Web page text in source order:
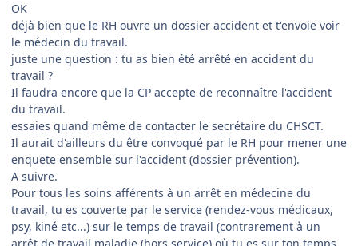
OK
déjà bien que le RH ouvre un dossier accident et t'envoie voir
le médecin du travail.
juste une question : tu as bien été arrêté en accident du
travail ?
Il faudra encore que la CP accepte de reconnaître l'accident
du travail.
essaies quand même de contacter le secrétaire du CHSCT.
Il aurait d'ailleurs du être convoqué par le RH pour mener une
enquete ensemble sur l'accident (dossier prévention).
A suivre.
Pour tous les soins afférents à un arrêt en médecine du
travail, tu es couverte par le service (rendez-vous médicaux,
psy, kiné etc...) sur le temps de travail (contrarement à un